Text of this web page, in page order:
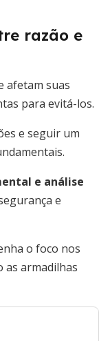
razão e
afetam suas
para evitá-los.
e seguir um
e análise
e
o foco nos
as armadilhas